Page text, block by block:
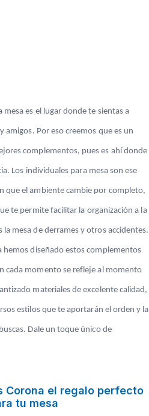
mesa es el lugar donde te sientas a
Por eso creemos que es un
complementos, pues es ahí donde
Los individuales para mesa son ese
que el ambiente cambie por completo,
te permite facilitar la organización a la
mesa de derrames y otros accidentes.
hemos diseñado estos complementos
cada momento se refleje al momento
materiales de excelente calidad,
estilos que te aportarán el orden y la
Dale un toque único de
Corona el regalo perfecto
tu mesa